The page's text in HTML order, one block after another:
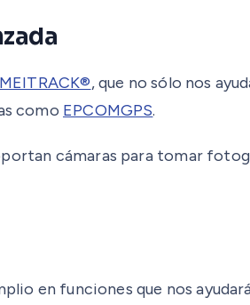
MEITRACK®, que no sólo nos
como EPCOMGPS.
cámaras para tomar
en funciones que nos